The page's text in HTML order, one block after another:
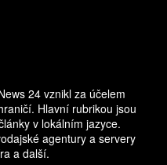
24 vznikl za účelem
Hlavní rubrikou jsou
v lokálním jazyce.
agentury a servery
a další.